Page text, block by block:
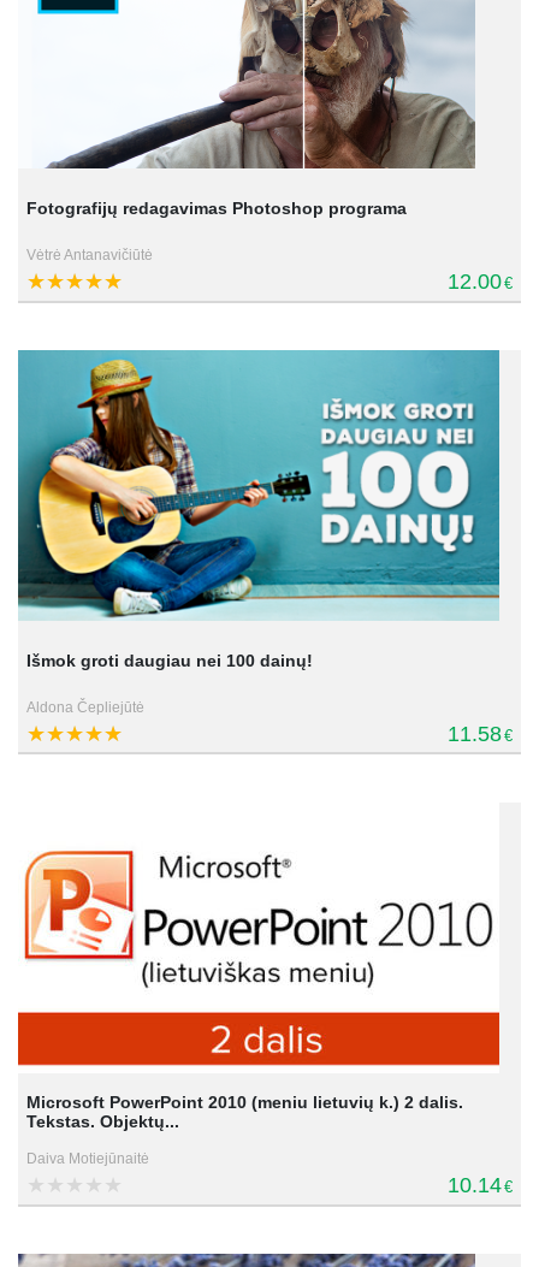
Fotografijų redagavimas Photoshop programa
Vėtrė Antanavičiūtė
12.00€
Išmok groti daugiau nei 100 dainų!
Aldona Čepliejūtė
11.58€
Microsoft PowerPoint 2010 (meniu lietuvių k.) 2 dalis.
Tekstas. Objektų...
Daiva Motiejūnaitė
10.14€